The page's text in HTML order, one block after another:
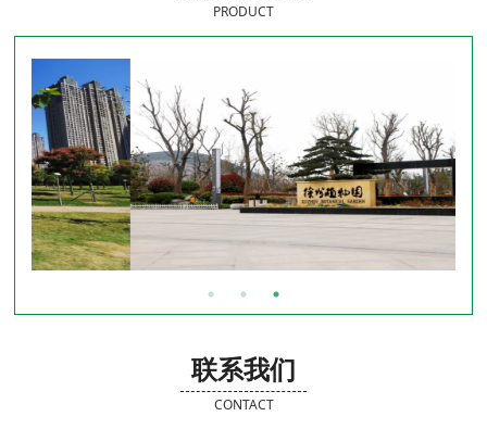
PRODUCT
联系我们
CONTACT